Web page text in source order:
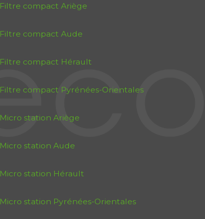
Filtre compact Ariège
Filtre compact Aude
Filtre compact Hérault
Filtre compact Pyrénées-Orientales
Micro station Ariège
Micro station Aude
Micro station Hérault
Micro station Pyrénées-Orientales